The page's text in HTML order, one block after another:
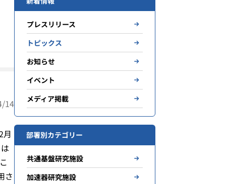
14
月
さ
プレスリリース
トピックス
お知らせ
イベント
メディア掲載
部署別カテゴリー
共通基盤研究施設
加速器研究施設